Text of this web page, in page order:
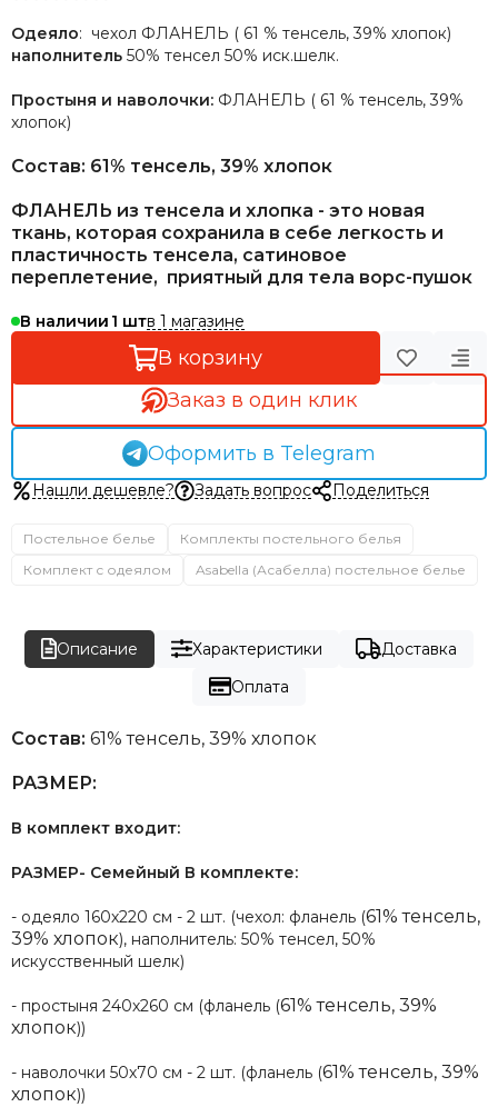
Одеяло: чехол ФЛАНЕЛЬ ( 61 % тенсель, 39% хлопок)
наполнитель 50% тенсел 50% иск.шелк.
Простыня и наволочки: ФЛАНЕЛЬ ( 61 % тенсель, 39%
хлопок)
Состав: 61% тенсель, 39% хлопок
ФЛАНЕЛЬ из тенсела и хлопка - это новая
ткань, которая сохранила в себе легкость и
пластичность тенсела, сатиновое
переплетение, приятный для тела ворс-пушок
В наличии 1 в 1 магазине
В корзину
Заказ в один клик
Оформить в Telegram
Нашли дешевле? Задать вопрос Поделиться
Постельное белье
Комплекты постельного белья
Комплект с одеялом
Asabella (Асабелла) постельное белье
Описание Характеристики
Доставка
Оплата
Состав: 61% тенсель, 39% хлопок
РАЗМЕР:
В комплект входит:
РАЗМЕР- Семейный В комплекте:
- одеяло 160х220 см - 2 шт. (чехол: фланель (61% тенсель,
39% хлопок), наполнитель: 50% тенсел, 50%
искусственный шелк)
- простыня 240х260 см (фланель (61% тенсель, 39%
хлопок))
- наволочки 50х70 см - 2 шт. (фланель (61% тенсель, 39%
хлопок))